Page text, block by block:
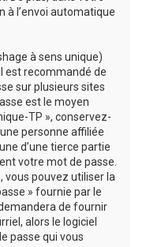
à l’envoi automatique
à sens unique)
est recommandé de
sur plusieurs sites
est le moyen
TP », conservez-
personne affiliée
d’une tierce partie
votre mot de passe.
vous pouvez utiliser la
» fournie par le
de fournir
alors le logiciel
passe qui vous